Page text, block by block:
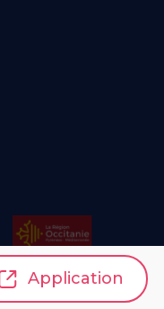
Application